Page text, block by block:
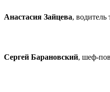
Анастасия Зайцева, водитель
Сергей Барановский, шеф-